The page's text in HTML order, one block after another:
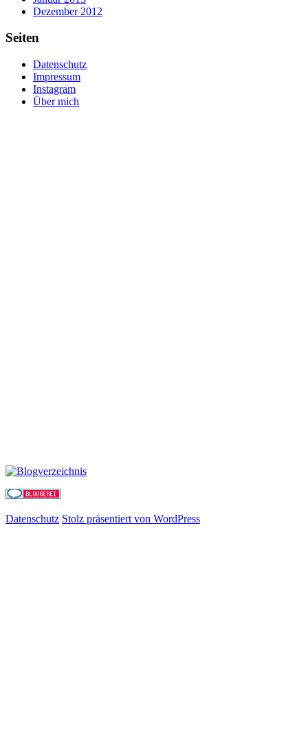
Dezember 2012
Seiten
Datenschutz
Impressum
Instagram
Über mich
Datenschutz Stolz präsentiert von WordPress